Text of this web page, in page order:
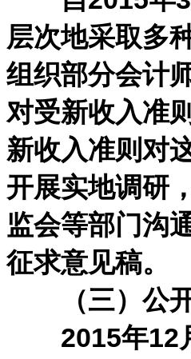
层次地采取多
组织部分会计
对受新收入准
新收入准则对
开展实地调研
监会等部门沟
征求意见稿。
（三）公开
2015年12月